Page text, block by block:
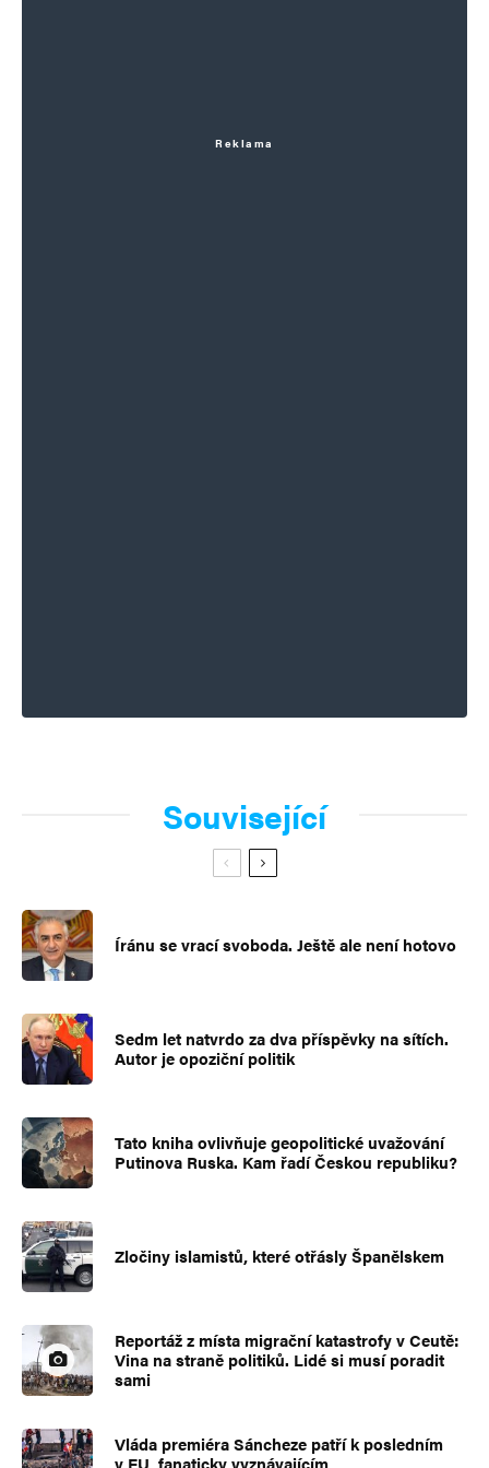
Reklama
Související
Íránu se vrací svoboda. Ještě ale není hotovo
Sedm let natvrdo za dva příspěvky na sítích.
Autor je opoziční politik
Tato kniha ovlivňuje geopolitické uvažování
Putinova Ruska. Kam řadí Českou republiku?
Zločiny islamistů, které otřásly Španělskem
Reportáž z místa migrační katastrofy v Ceutě:
Vina na straně politiků. Lidé si musí poradit
sami
Vláda premiéra Sáncheze patří k posledním
v EU, fanaticky vyznávajícím